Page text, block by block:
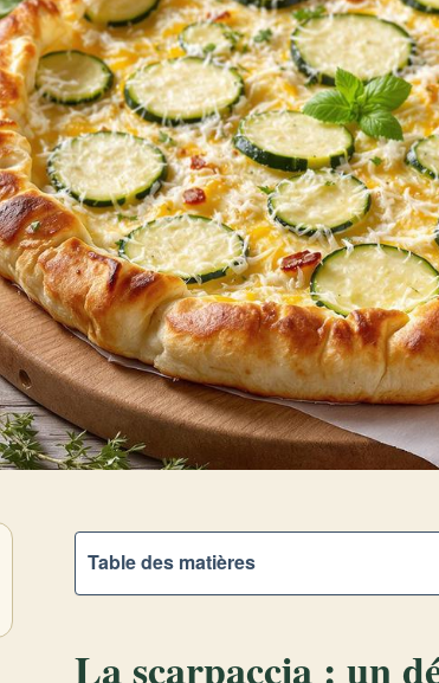
Table des matières
La scarpaccia : un